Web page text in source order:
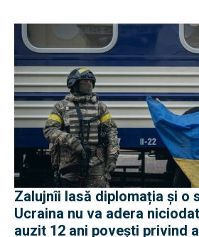
Zalujnîi lasă diplomația și o
Ucraina nu va adera
auzit 12 ani povești privind